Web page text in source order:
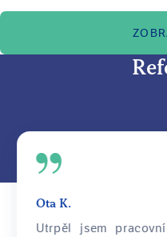
Ota K.
Utrpěl jsem